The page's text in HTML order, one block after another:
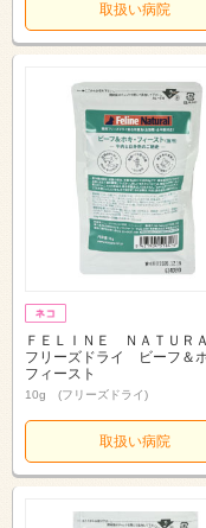
取扱い病院
ＦＥＬＩＮＥ ＮＡＴＵＲ
フリーズドライ ビーフ＆
フィースト
10g (フリーズドライ)
取扱い病院